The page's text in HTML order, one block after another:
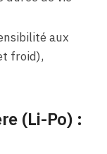
aux
froid),
(Li-Po) :